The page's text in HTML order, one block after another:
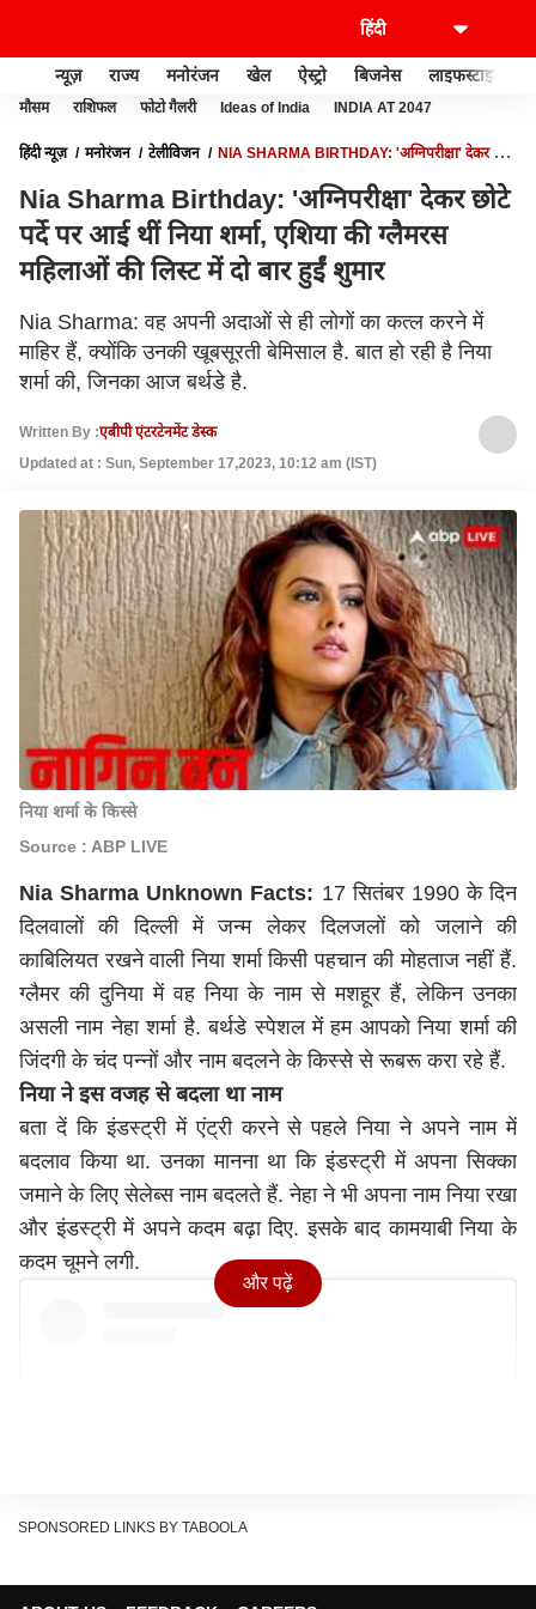
न्यूज़ राज्य मनोरंजन खेल ऐस्ट्रो बिजनेस लाइफस्टाइल
मौसम राशिफल फोटो गैलरी Ideas of India INDIA AT 2047
हिंदी न्यूज़ मनोरंजन टेलीविजन
NIA SHARMA BIRTHDAY: 'अग्निपरीक्षा' देकर छोटे
Nia Sharma Birthday: 'अग्निपरीक्षा' देकर छोटे
पर्दे पर आई थीं निया शर्मा, एशिया की ग्लैमरस
महिलाओं की लिस्ट में दो बार हुईं शुमार
Nia Sharma: वह अपनी अदाओं से ही लोगों का कत्ल करने में
माहिर हैं, क्योंकि उनकी खूबसूरती बेमिसाल है. बात हो रही है निया
शर्मा की, जिनका आज बर्थडे है.
Written By :एबीपी एंटरटेनमेंट डेस्क
Updated at : Sun, September 17,2023, 10:12 am (IST)
निया शर्मा के किस्से
Source : ABP LIVE
Nia Sharma Unknown Facts: 17 सितंबर 1990 के दिन
दिलवालों की दिल्ली में जन्म लेकर दिलजलों को जलाने की
काबिलियत रखने वाली निया शर्मा किसी पहचान की मोहताज नहीं हैं.
ग्लैमर की दुनिया में वह निया के नाम से मशहूर हैं, लेकिन उनका
असली नाम नेहा शर्मा है. बर्थडे स्पेशल में हम आपको निया शर्मा की
जिंदगी के चंद पन्नों और नाम बदलने के किस्से से रूबरू करा रहे हैं.
निया ने इस वजह से बदला था नाम
बता दें कि इंडस्ट्री में एंट्री करने से पहले निया ने अपने नाम में
बदलाव किया था. उनका मानना था कि इंडस्ट्री में अपना सिक्का
जमाने के लिए सेलेब्स नाम बदलते हैं. नेहा ने भी अपना नाम निया रखा
और इंडस्ट्री में अपने कदम बढ़ा दिए. इसके बाद कामयाबी निया के
कदम चूमने लगी.
और पढ़ें
SPONSORED LINKS BY TABOOLA